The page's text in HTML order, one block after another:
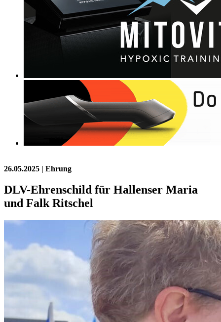
26.05.2025 | Ehrung
DLV-Ehrenschild für Hallenser Maria
und Falk Ritschel